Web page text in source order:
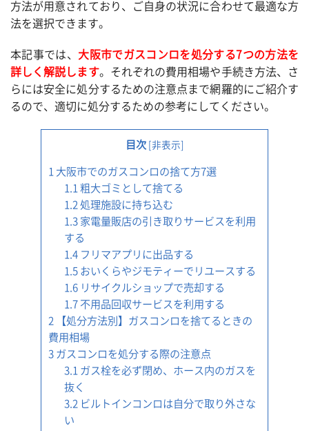
方法が用意されており、ご自身の状況に合わせて最適な方
法を選択できます。
本記事では、 大阪市でガスコンロを処分する7つの方法を
詳しく解説します。それぞれの費用相場や手続き方法、さ
らには安全に処分するための注意点まで網羅的にご紹介す
るので、適切に処分するための参考にしてください。
目次 非表示
1 大阪市でのガスコンロの捨て方7選
1.1 粗大ゴミとして捨てる
1.2 処理施設に持ち込む
1.3家電量販店の引き取りサービスを利用
する
1.4フリマアプリに出品する
1.5おいくらやジモティーでリユースする
1.6リサイクルショップで売却する
1.7不用品回収サービスを利用する
2 【処分方法別】ガスコンロを捨てるときの
費用相場
3 ガスコンロを処分する際の注意点
3.1 ガス栓を必ず閉め、ホース内のガスを
抜く
3.2 ビルトインコンロは自分で取り外さな
い